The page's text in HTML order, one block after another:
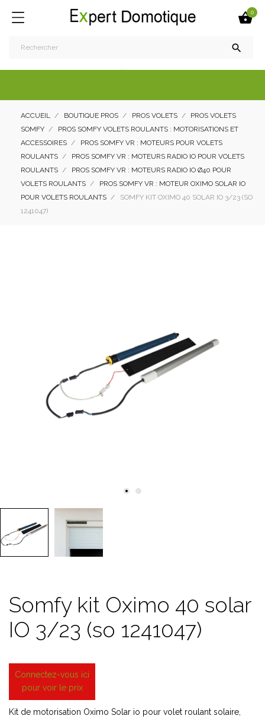
0

ACCUEIL BOUTIQUE PROS PROS VOLETS
PROS VOLETS
SOMFY
PROS SOMFY VOLETS ROULANTS : MOTORISATIONS ET
ACCESSOIRES
PROS SOMFY VR : MOTEURS POUR VOLETS
ROULANTS
PROS SOMFY VR : MOTEURS RADIO IO POUR VOLETS
ROULANTS
PROS SOMFY VR : MOTEURS RADIO IO Ø40 POUR
VOLETS ROULANTS
PROS SOMFY VR : MOTEUR OXIMO SOLAR IO
POUR VOLETS ROULANTS
SOMFY KIT OXIMO 40 SOLAR IO 3/23 (SO
1241047)
Somfy kit Oximo 40 solar
IO 3/23 (so 1241047)
Connectez-vous ici
pour voir le prix
Kit de motorisation Oximo Solar io pour volet roulant solaire,